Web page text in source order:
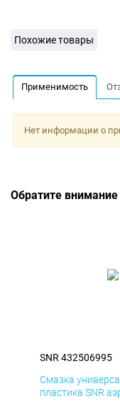
Похожие товары
Применимость
Нет информации о
Обратите
SNR 432506995
Смазка
пластика SNR